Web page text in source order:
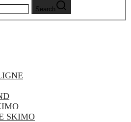
Search
SKIMO